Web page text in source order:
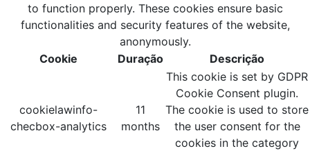
to function properly. These cookies ensure basic
functionalities and security features of the website,
anonymously.
Cookie
Duração Descrição
cookielawinfo-
checbox-analytics
11
months
This cookie is set by GDPR
Cookie Consent plugin.
The cookie is used to store
the user consent for the
cookies in the category